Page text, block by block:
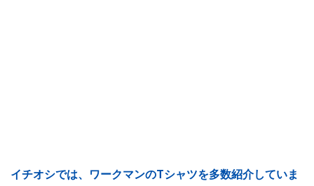
イチオシでは、ワークマンのTシャツを多数紹介していま